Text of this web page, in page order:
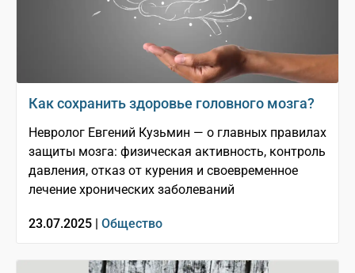
Как сохранить здоровье головного мозга?
Невролог Евгений Кузьмин — о главных правилах
защиты мозга: физическая активность, контроль
давления, отказ от курения и своевременное
лечение хронических заболеваний
23.07.2025 | Общество